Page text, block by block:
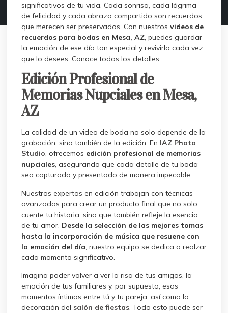
significativos de tu vida. Cada sonrisa, cada lágrima
de felicidad y cada abrazo compartido son recuerdos
que merecen ser preservados. Con nuestros videos de
recuerdos para bodas en Mesa, AZ, puedes guardar
la emoción de ese día tan especial y revivirlo cada vez
que lo desees. Conoce todos los detalles.
Edición Profesional de
Memorias Nupciales en Mesa,
AZ
La calidad de un video de boda no solo depende de la
grabación, sino también de la edición. En IAZ Photo
Studio, ofrecemos edición profesional de memorias
nupciales, asegurando que cada detalle de tu boda
sea capturado y presentado de manera impecable.
Nuestros expertos en edición trabajan con técnicas
avanzadas para crear un producto final que no solo
cuente tu historia, sino que también refleje la esencia
de tu amor. Desde la selección de las mejores tomas
hasta la incorporación de música que resuene con
la emoción del día, nuestro equipo se dedica a realzar
cada momento significativo.
Imagina poder volver a ver la risa de tus amigos, la
emoción de tus familiares y, por supuesto, esos
momentos íntimos entre tú y tu pareja, así como la
decoración del salón de fiestas. Todo esto puede ser